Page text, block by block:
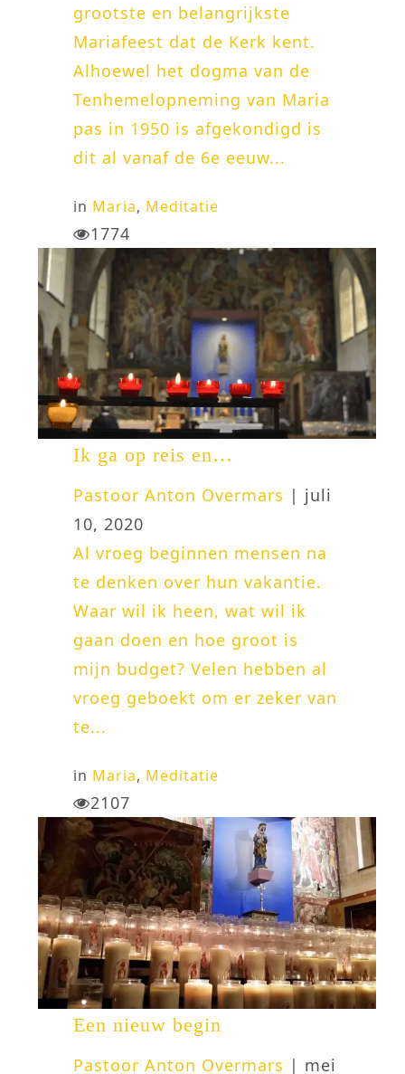
grootste en belangrijkste
Mariafeest dat de Kerk kent.
Alhoewel het dogma van de
Tenhemelopneming van Maria
pas in 1950 is afgekondigd is
dit al vanaf de 6e eeuw...
in Maria, Meditatie
1774
Ik ga op reis en…
Pastoor Anton Overmars | juli
10, 2020
Al vroeg beginnen mensen na
te denken over hun vakantie.
Waar wil ik heen, wat wil ik
gaan doen en hoe groot is
mijn budget? Velen hebben al
vroeg geboekt om er zeker van
te...
in Maria, Meditatie
2107
Een nieuw begin
Pastoor Anton Overmars | mei